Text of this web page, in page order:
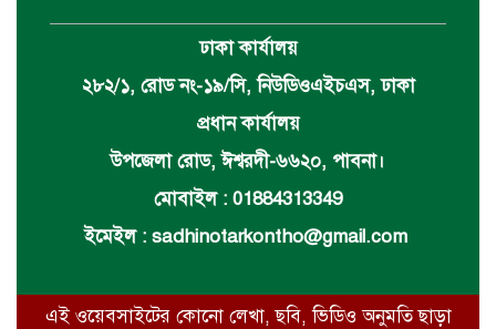
ঢাকা কার্যালয়
২৮২/১, রোড নং-১৯/সি, নিউডিওএইচএস, ঢাকা
প্রধান কার্যালয়
উপজেলা রোড, ঈশ্বরদী-৬৬২০, পাবনা।
মোবাইল : 01884313349
ইমেইল : sadhinotarkontho@gmail.com
এই ওয়েবসাইটের কোনো লেখা, ছবি, ভিডিও অনুমতি ছাড়া